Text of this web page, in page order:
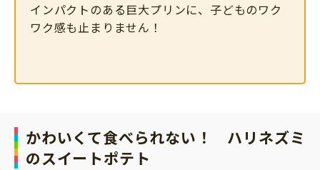
インパクトのある巨大プリンに、子どものワク
ワク感も止まりません！
かわいくて食べられない！ ハリネズミ
のスイートポテト